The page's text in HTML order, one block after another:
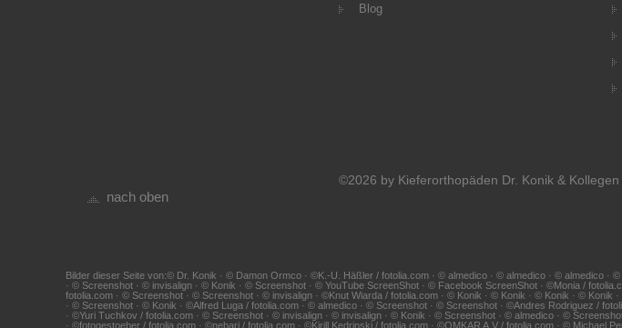
Blog
nach oben
©2026 by Kieferorthopäden Dr. Konik &
Bilder dieser Seite von:© Dr. Konik · © Damon Ormco · ©K.-U. Häßler / fotolia.com · © almedico · © almedico · © almedico
· © Screenshot · © invisalign · © Konik · © Screenshot · © YouTube ScreenShot · © Facebook ScreenShot · ©Monia /
fotolia.com · © Screenshot · © Screenshot · © invisalign · ©Knut Wiarda / fotolia.com · © Konik · © Konik · © Konik · ©
· © Screenshot · © Konik · ©Alfred Luga / fotolia.com · © almedico · © Screenshot · © Screenshot · ©Andres Rodriguez /
· ©Yuri Tuchkov / fotolia.com · © Screenshot · © invisalign · © invisalign · © Konik · © Screenshot · © almedico · ©
· ©fotogestoeber / fotolia.com · ©nebari / fotolia.com · ©Kirill Kedrinski / fotolia.com · ©OMKAR A.V / fotolia.com · ©